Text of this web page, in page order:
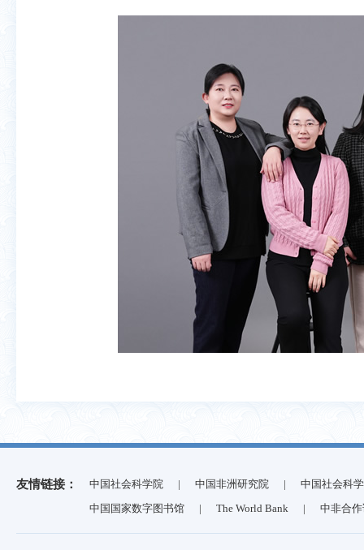
友情链接： 中国社会科学院 | 中国非洲研究院 |
中国社会科
中国国家数字图书馆
| The World Bank | 中非合